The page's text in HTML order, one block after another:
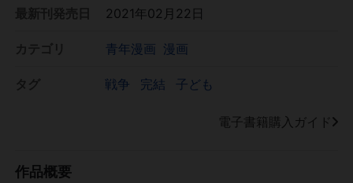
2021年02月22日
青年漫画 漫画
戦争 完結 子ども
電子書籍購入ガイド
作品概要